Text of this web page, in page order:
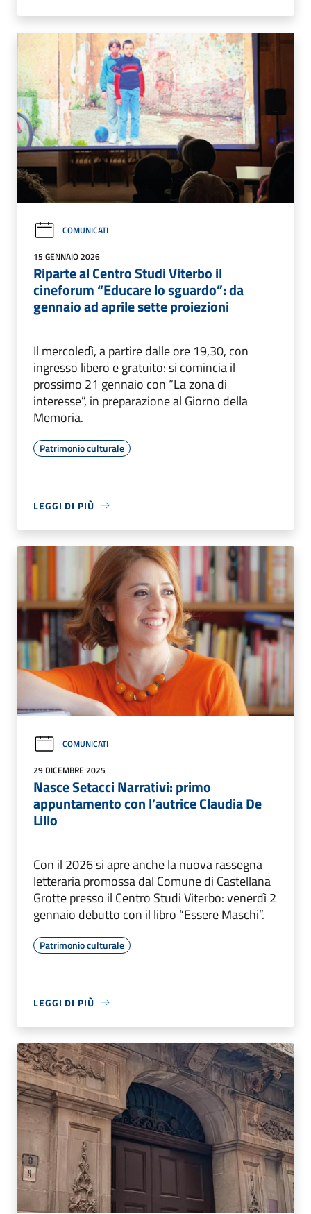
COMUNICATI
15 GENNAIO 2026
Riparte al Centro Studi Viterbo il
cineforum “Educare lo sguardo”: da
gennaio ad aprile sette proiezioni
Il mercoledì, a partire dalle ore 19,30, con
ingresso libero e gratuito: si comincia il
prossimo 21 gennaio con “La zona di
interesse”, in preparazione al Giorno della
Memoria.
Patrimonio culturale
LEGGI DI PIÙ
COMUNICATI
29 DICEMBRE 2025
Nasce Setacci Narrativi: primo
appuntamento con l’autrice Claudia De
Lillo
Con il 2026 si apre anche la nuova rassegna
letteraria promossa dal Comune di Castellana
Grotte presso il Centro Studi Viterbo: venerdì 2
gennaio debutto con il libro “Essere Maschi”.
Patrimonio culturale
LEGGI DI PIÙ